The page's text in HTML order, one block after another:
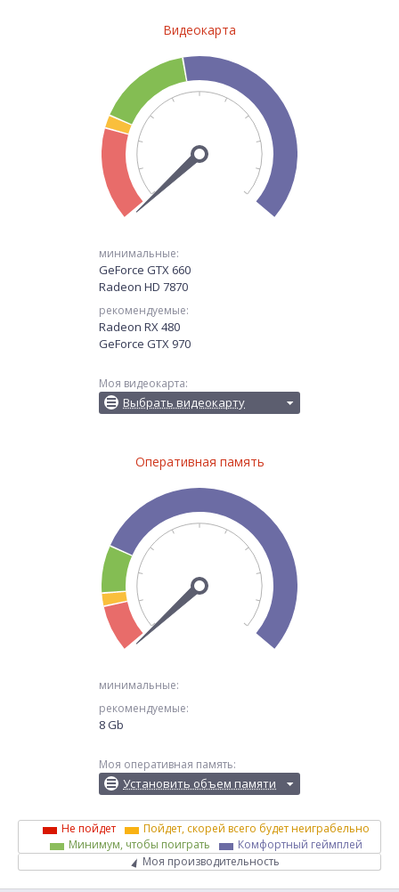
Видеокарта
минимальные:
GeForce GTX 660
Radeon HD 7870
рекомендуемые:
Radeon RX 480
GeForce GTX 970
Моя видеокарта:
Выбрать видеокарту
Оперативная память
минимальные:
рекомендуемые:
8 Gb
Моя оперативная память:
Установить объем памяти
Не пойдет
Пойдет, скорей всего будет неиграбельно
Минимум, чтобы поиграть
Комфортный геймплей
Моя производительность